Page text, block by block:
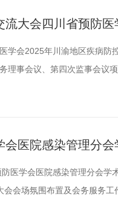
大会四川省预防
理事会议、第四次
学会2025年川渝地区疾病防
理事会议、第四次监事会议
工作。现将评选结果公布如
医院感染管理分
医学会医院感染管理分会学
会场氛围布置及会务服务工